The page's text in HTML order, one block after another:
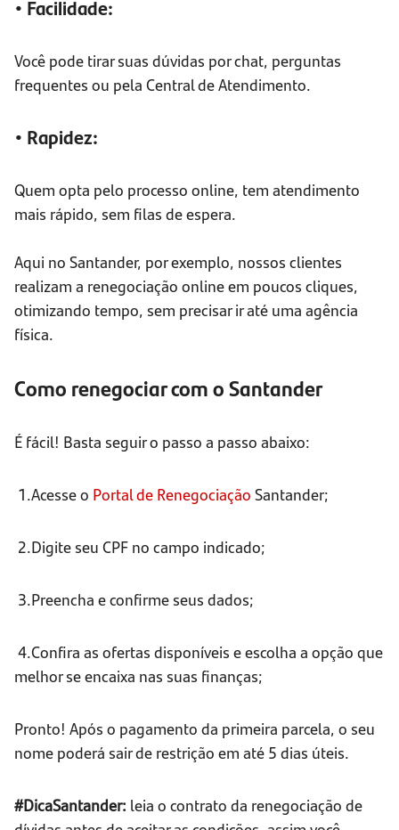
• Facilidade:
Você pode tirar suas dúvidas por chat, perguntas
frequentes ou pela Central de Atendimento.
• Rapidez:
Quem opta pelo processo online, tem atendimento
mais rápido, sem filas de espera.
Aqui no Santander, por exemplo, nossos clientes
realizam a renegociação online em poucos cliques,
otimizando tempo, sem precisar ir até uma agência
física.
Como renegociar com o Santander
É fácil! Basta seguir o passo a passo abaixo:
1.Acesse o Portal de Renegociação Santander;
2.Digite seu CPF no campo indicado;
3.Preencha e confirme seus dados;
4.Confira as ofertas disponíveis e escolha a opção que
melhor se encaixa nas suas finanças;
Pronto! Após o pagamento da primeira parcela, o seu
nome poderá sair de restrição em até 5 dias úteis.
#DicaSantander: leia o contrato da renegociação de